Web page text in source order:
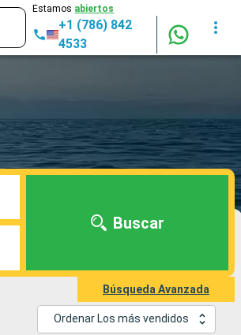
Estamos abiertos
+1 (786) 842
4533
Buscar
Búsqueda Avanzada
Ordenar Los más vendidos